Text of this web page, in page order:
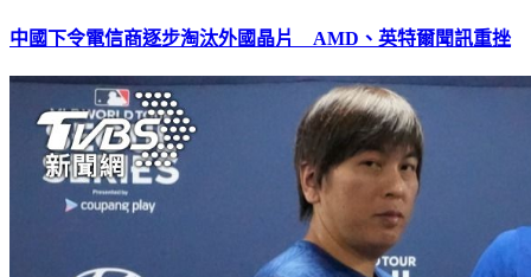
中國下令電信商逐步淘汰外國晶片 AMD、英特爾聞訊重挫